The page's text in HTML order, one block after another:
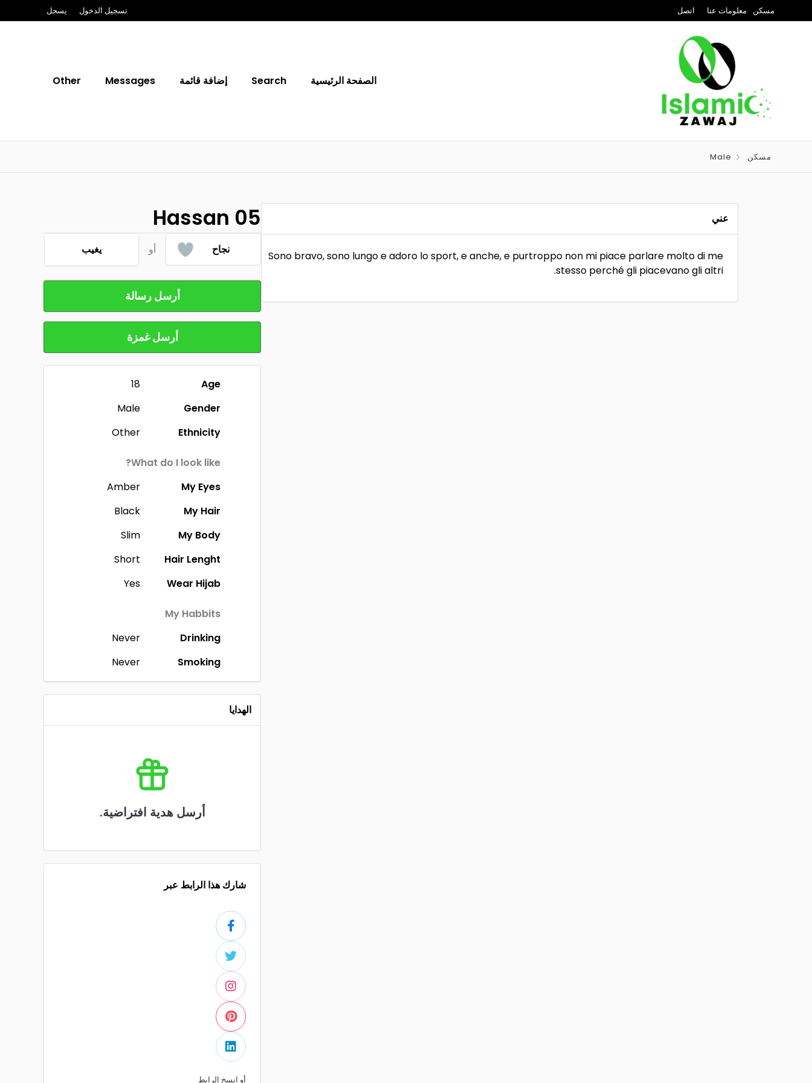
مسكن معلومات عنا اتصل تسجيل الدخول يسجل
الصفحة الرئيسية Search إضافة قائمة Messages
Other
مسكن Male
عني
Sono bravo, sono lungo e adoro lo sport, e anche, e purtroppo non mi piace parlare molto di me
stesso perché gli piacevano gli altri.
Hassan 05
نجاح أو يغيب
أرسل رسالة
أرسل غمزة
Age
18
Gender
Male
Ethnicity
Other
What do I look like?
My Eyes
Amber
My Hair
Black
My Body
Slim
Hair Lenght
Short
Wear Hijab
Yes
My Habbits
Drinking
Never
Smoking
Never
الهدايا
أرسل هدية افتراضية.
شارك هذا الرابط عبر
أو انسخ الرابط